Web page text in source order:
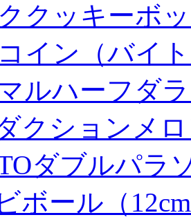
クッキーボ
イン（バイ
ルハーフダ
クションメ
ダブルパラ
ボール（